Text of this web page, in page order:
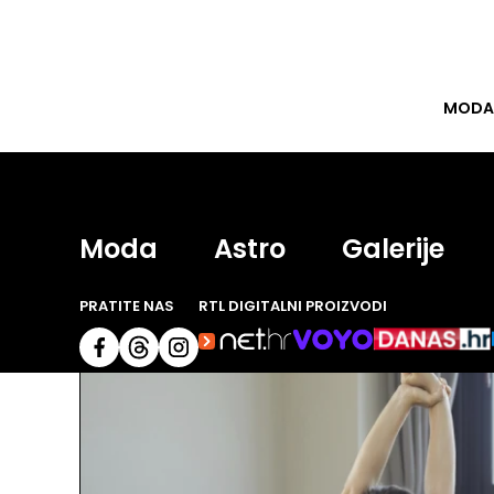
MODA
Moda Astro Galerije
PRATITE NAS RTL DIGITALNI PROIZVODI